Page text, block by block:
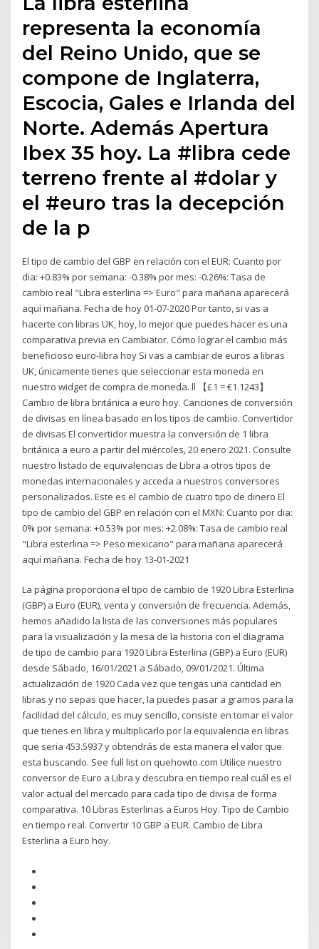
representa la economía
del Reino Unido, que se
compone de Inglaterra,
Escocia, Gales e Irlanda del
Norte. Además Apertura
Ibex 35 hoy. La #libra cede
terreno frente al #dolar y
el #euro tras la decepción
de la p
El tipo de cambio del GBP en relación con el EUR: Cuanto por
dia: +0.83% por semana: -0.38% por mes: -0.26%: Tasa de
cambio real "Libra esterlina => Euro" para mañana aparecerá
aquí mañana. Fecha de hoy 01-07-2020 Por tanto, si vas a
hacerte con libras UK, hoy, lo mejor que puedes hacer es una
comparativa previa en Cambiator. Cómo lograr el cambio más
beneficioso euro-libra hoy Si vas a cambiar de euros a libras
UK, únicamente tienes que seleccionar esta moneda en
nuestro widget de compra de moneda. ll 【£1 = €1.1243】
Cambio de libra británica a euro hoy. Canciones de conversión
de divisas en línea basado en los tipos de cambio. Convertidor
de divisas El convertidor muestra la conversión de 1 libra
británica a euro a partir del miércoles, 20 enero 2021. Consulte
nuestro listado de equivalencias de Libra a otros tipos de
monedas internacionales y acceda a nuestros conversores
personalizados. Este es el cambio de cuatro tipo de dinero El
tipo de cambio del GBP en relación con el MXN: Cuanto por dia:
0% por semana: +0.53% por mes: +2.08%: Tasa de cambio real
"Libra esterlina => Peso mexicano" para mañana aparecerá
aquí mañana. Fecha de hoy 13-01-2021
La página proporciona el tipo de cambio de 1920 Libra Esterlina
(GBP) a Euro (EUR), venta y conversión de frecuencia. Además,
hemos añadido la lista de las conversiones más populares
para la visualización y la mesa de la historia con el diagrama
de tipo de cambio para 1920 Libra Esterlina (GBP) a Euro (EUR)
desde Sábado, 16/01/2021 a Sábado, 09/01/2021. Última
actualización de 1920 Cada vez que tengas una cantidad en
libras y no sepas que hacer, la puedes pasar a gramos para la
facilidad del cálculo, es muy sencillo, consiste en tomar el valor
que tienes en libra y multiplicarlo por la equivalencia en libras
que seria 453.5937 y obtendrás de esta manera el valor que
esta buscando. See full list on quehowto.com Utilice nuestro
conversor de Euro a Libra y descubra en tiempo real cuál es el
valor actual del mercado para cada tipo de divisa de forma
comparativa. 10 Libras Esterlinas a Euros Hoy. Tipo de Cambio
en tiempo real. Convertir 10 GBP a EUR. Cambio de Libra
Esterlina a Euro hoy.